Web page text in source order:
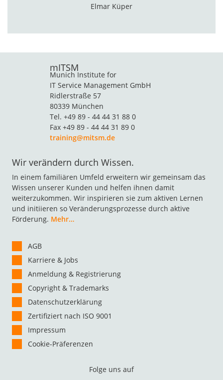
Elmar Küper
mITSM
Munich Institute for
IT Service Management GmbH
Ridlerstraße 57
80339 München
Tel. +49 89 - 44 44 31 88 0
Fax +49 89 - 44 44 31 89 0
training@mitsm.de
Wir verändern durch Wissen.
In einem familiären Umfeld erweitern wir gemeinsam das
Wissen unserer Kunden und helfen ihnen damit
weiterzukommen. Wir inspirieren sie zum aktiven Lernen
und initiieren so Veränderungsprozesse durch aktive
Förderung. Mehr…
AGB
Karriere & Jobs
Anmeldung & Registrierung
Copyright & Trademarks
Datenschutzerklärung
Zertifiziert nach ISO 9001
Impressum
Cookie-Präferenzen
Folge uns auf